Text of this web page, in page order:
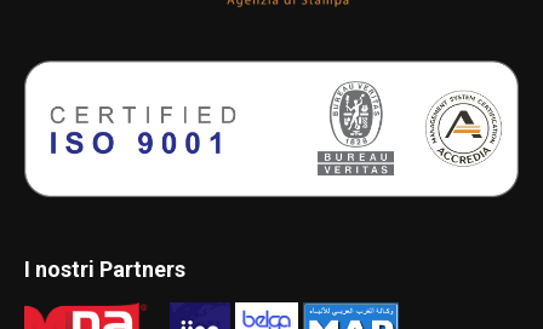
I nostri Partners